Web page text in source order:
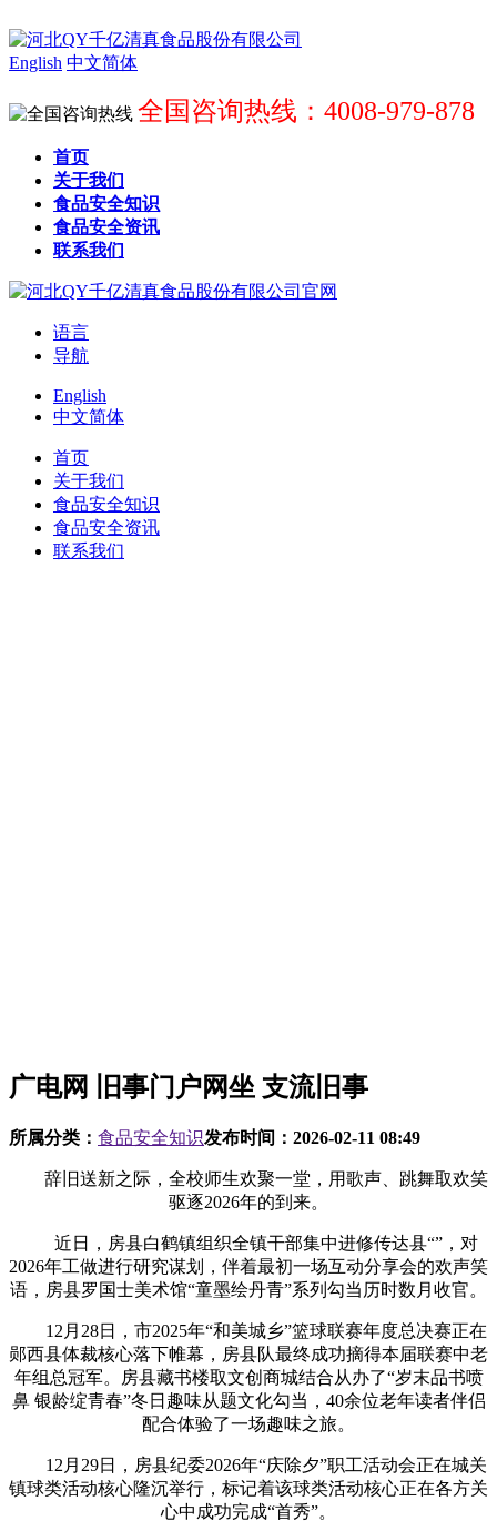
English 中文简体
全国咨询热线：4008-979-878
首页
关于我们
食品安全知识
食品安全资讯
联系我们
语言
导航
English
中文简体
首页
关于我们
食品安全知识
食品安全资讯
联系我们
广电网 旧事门户网坐 支流旧事
所属分类： 食品安全知识发布时间： 2026-02-11 08:49
辞旧送新之际，全校师生欢聚一堂，用歌声、跳舞取欢笑
驱逐2026年的到来。
近日，房县白鹤镇组织全镇干部集中进修传达县“”，对
2026年工做进行研究谋划，伴着最初一场互动分享会的欢声笑
语，房县罗国士美术馆“童墨绘丹青”系列勾当历时数月收官。
12月28日，市2025年“和美城乡”篮球联赛年度总决赛正在
郧西县体裁核心落下帷幕，房县队最终成功摘得本届联赛中老
年组总冠军。房县藏书楼取文创商城结合从办了“岁末品书喷
鼻 银龄绽青春”冬日趣味从题文化勾当，40余位老年读者伴侣
配合体验了一场趣味之旅。
12月29日，房县纪委2026年“庆除夕”职工活动会正在城关
镇球类活动核心隆沉举行，标记着该球类活动核心正在各方关
心中成功完成“首秀”。